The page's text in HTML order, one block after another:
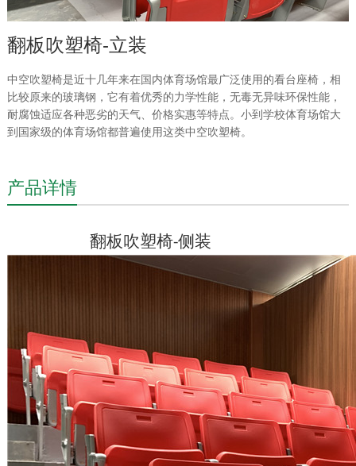
翻板吹塑椅-立装
中空吹塑椅是近十几年来在国内体育场馆最广泛使用的看台座椅，相
比较原来的玻璃钢，它有着优秀的力学性能，无毒无异味环保性能，
耐腐蚀适应各种恶劣的天气、价格实惠等特点。小到学校体育场馆大
到国家级的体育场馆都普遍使用这类中空吹塑椅。
产品详情
翻板 吹塑椅-侧装